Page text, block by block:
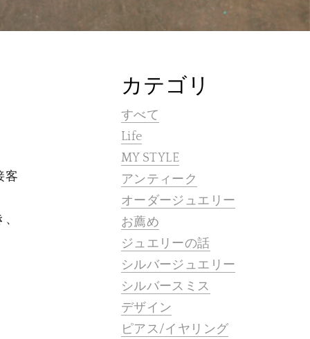
客
カテゴリ
すべて
Life
MY STYLE
アンティーク
オーダージュエリー
お薦め
ジュエリーの話
シルバージュエリー
シルバースミス
デザイン
ピアス/イヤリング